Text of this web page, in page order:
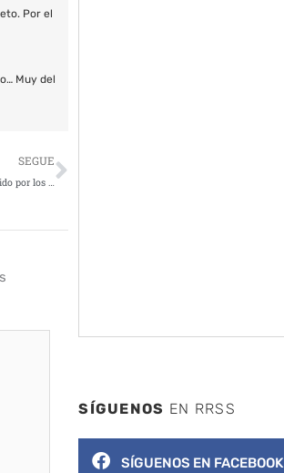
Por el
Muy del
SEGUE
Telegram: ¿El canal de mensajería preferido por los ciberterroristas?
Siguiente
SÍGUENOS EN RRSS
SÍGUENOS EN FACEBOOK